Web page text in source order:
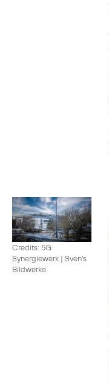
Credits: 5G
Synergiewerk | Sven's
Bildwerke